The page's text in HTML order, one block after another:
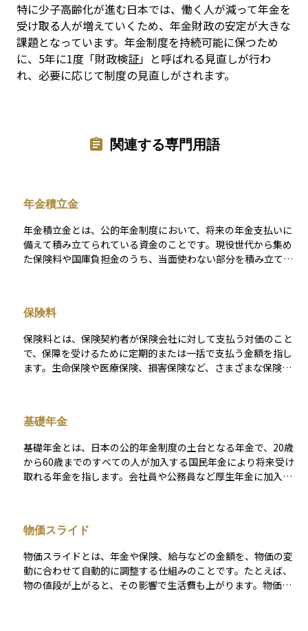
特に少子高齢化が進む日本では、働く人が減って年金を
受け取る人が増えていくため、年金財政の安定が大きな
課題となっています。年金制度を持続可能に保つため
に、5年に1度「財政検証」と呼ばれる見直しが行わ
れ、必要に応じて制度の見直しがされます。
関連する専門用語
年金積立金
年金積立金とは、公的年金制度において、将来の年金支払いに
備えて積み立てられている資金のことです。現役世代から集め
た保険料や国庫負担金のうち、当面使わない部分を積み立て、
立行政法人）」で、日本国内外の株式や債券などに分散投資を
行っています。長寿化や少子化が進む中で、年金積立金の効率
的かつ安定的な運用は、年金制度の持続性にとって極めて重要
です。
保険料
保険料とは、保険契約者が保険会社に対して支払う対価のこと
で、保障を受けるために定期的または一括で支払う金額を指し
ます。生命保険や医療保険、損害保険など、さまざまな保険商
た、主契約に加えて特約（オプション）を付加することで、保
険料が増えることもあります。保険料は、契約を維持し続ける
ために必要な支出であり、未納が続くと保障が失効する場合も
あるため、支払計画を立てることが大切です。資産運用の観点
からも、保険料の支払いが家計に与える影響や、保障と費用の
基礎年金
基礎年金とは、日本の公的年金制度の土台となる年金で、20歳
から60歳までのすべての人が加入する国民年金により将来受け
取れる年金を指します。会社員や公務員など厚生年金に加入し
決まり、未納期間が多いと将来の年金額が減る仕組みです。こ
のため、老後の生活資金の基礎をつくる大切な制度として、若
いうちから保険料を継続して納めることが重要になります。
物価スライド
物価スライドとは、年金や保険、給与などの金額を、物価の変
動に合わせて自動的に調整する仕組みのことです。たとえば、
物の値段が上がると、その影響で生活費も上がります。物価ス